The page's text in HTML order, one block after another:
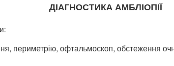
ДІАГНОСТИКА АМБЛІОПІЇ
периметрію, офтальмоскоп, обстеження